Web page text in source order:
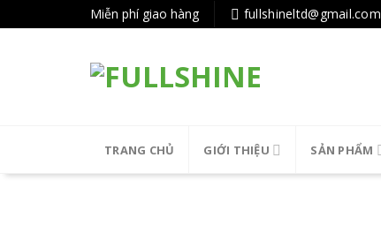
tục
Miễn phí giao hàng fullshineltd@gmail.com
TRANG CHỦ GIỚI THIỆU SẢN PHẨM